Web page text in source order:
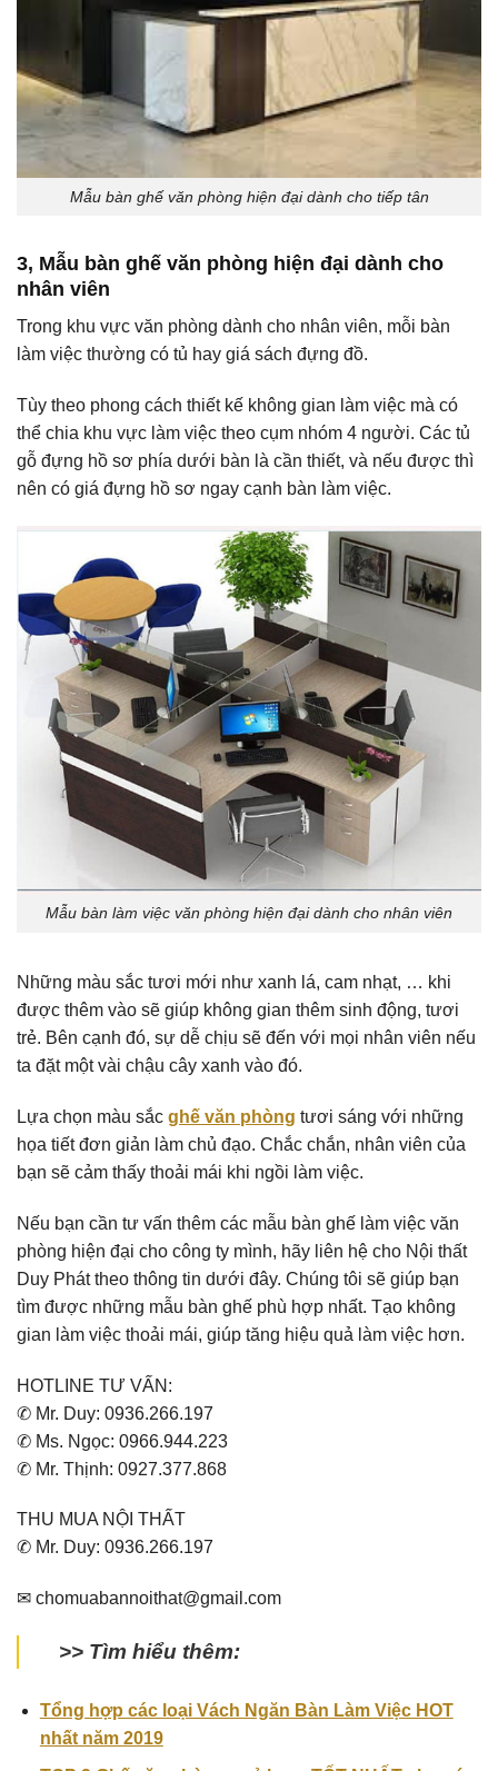
Mẫu bàn ghế văn phòng hiện đại dành cho tiếp tân
3, Mẫu bàn ghế văn phòng hiện đại dành cho
nhân viên
Trong khu vực văn phòng dành cho nhân viên, mỗi bàn
làm việc thường có tủ hay giá sách đựng đồ.
Tùy theo phong cách thiết kế không gian làm việc mà có
thể chia khu vực làm việc theo cụm nhóm 4 người. Các tủ
gỗ đựng hồ sơ phía dưới bàn là cần thiết, và nếu được thì
nên có giá đựng hồ sơ ngay cạnh bàn làm việc.
Mẫu bàn làm việc văn phòng hiện đại dành cho nhân viên
Những màu sắc tươi mới như xanh lá, cam nhạt, … khi
được thêm vào sẽ giúp không gian thêm sinh động, tươi
trẻ. Bên cạnh đó, sự dễ chịu sẽ đến với mọi nhân viên nếu
ta đặt một vài chậu cây xanh vào đó.
Lựa chọn màu sắc ghế văn phòng tươi sáng với những
họa tiết đơn giản làm chủ đạo. Chắc chắn, nhân viên của
bạn sẽ cảm thấy thoải mái khi ngồi làm việc.
Nếu bạn cần tư vấn thêm các mẫu bàn ghế làm việc văn
phòng hiện đại cho công ty mình, hãy liên hệ cho Nội thất
Duy Phát theo thông tin dưới đây. Chúng tôi sẽ giúp bạn
tìm được những mẫu bàn ghế phù hợp nhất. Tạo không
gian làm việc thoải mái, giúp tăng hiệu quả làm việc hơn.
HOTLINE TƯ VẤN:
✆ Mr. Duy: 0936.266.197
✆ Ms. Ngọc: 0966.944.223
✆ Mr. Thịnh: 0927.377.868
THU MUA NỘI THẤT
✆ Mr. Duy: 0936.266.197
✉ chomuabannoithat@gmail.com
>> Tìm hiểu thêm:
Tổng hợp các loại Vách Ngăn Bàn Làm Việc HOT
nhất năm 2019